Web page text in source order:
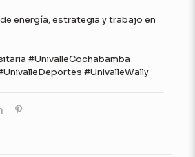
de energía, estrategia y trabajo en
#UnivalleCochabamba
#UnivalleWally